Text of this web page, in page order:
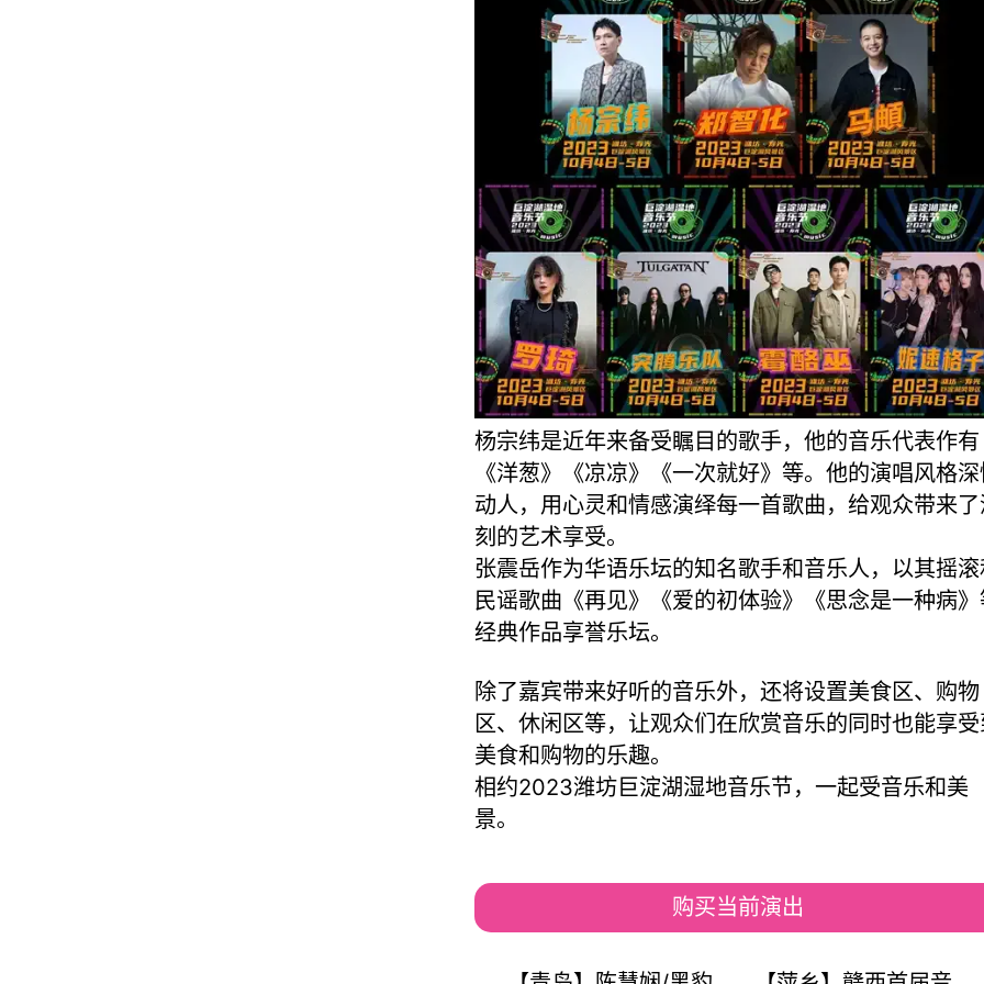
杨宗纬是近年来备受瞩目的歌手，他的音乐代表作有
《洋葱》《凉凉》《一次就好》等。他的演唱风格
动人，用心灵和情感演绎每一首歌曲，给观众带来
刻的艺术享受。
张震岳作为华语乐坛的知名歌手和音乐人，以其摇
民谣歌曲《再见》《爱的初体验》《思念是一种病
经典作品享誉乐坛。
除了嘉宾带来好听的音乐外，还将设置美食区、购物
区、休闲区等，让观众们在欣赏音乐的同时也能享
美食和购物的乐趣。
相约2023潍坊巨淀湖湿地音乐节，一起受音乐和美
景。
购买当前演出